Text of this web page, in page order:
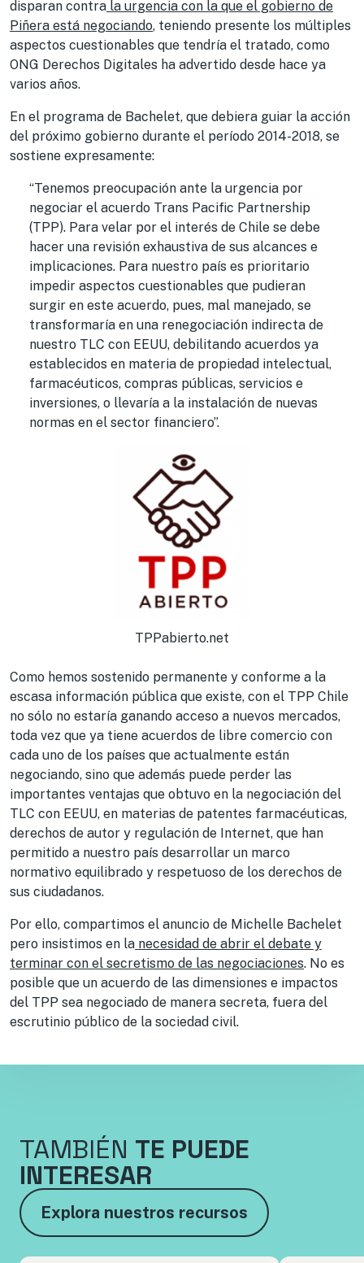
disparan contra la urgencia con la que el gobierno de
Piñera está negociando, teniendo presente los múltiples
aspectos cuestionables que tendría el tratado, como
ONG Derechos Digitales ha advertido desde hace ya
varios años.
En el programa de Bachelet, que debiera guiar la acción
del próximo gobierno durante el período 2014-2018, se
sostiene expresamente:
“Tenemos preocupación ante la urgencia por
negociar el acuerdo Trans Pacific Partnership
(TPP). Para velar por el interés de Chile se debe
hacer una revisión exhaustiva de sus alcances e
implicaciones. Para nuestro país es prioritario
impedir aspectos cuestionables que pudieran
surgir en este acuerdo, pues, mal manejado, se
transformaría en una renegociación indirecta de
nuestro TLC con EEUU, debilitando acuerdos ya
establecidos en materia de propiedad intelectual,
farmacéuticos, compras públicas, servicios e
inversiones, o llevaría a la instalación de nuevas
normas en el sector financiero”.
TPPabierto.net
Como hemos sostenido permanente y conforme a la
escasa información pública que existe, con el TPP Chile
no sólo no estaría ganando acceso a nuevos mercados,
toda vez que ya tiene acuerdos de libre comercio con
cada uno de los países que actualmente están
negociando, sino que además puede perder las
importantes ventajas que obtuvo en la negociación del
TLC con EEUU, en materias de patentes farmacéuticas,
derechos de autor y regulación de Internet, que han
permitido a nuestro país desarrollar un marco
normativo equilibrado y respetuoso de los derechos de
sus ciudadanos.
Por ello, compartimos el anuncio de Michelle Bachelet
pero insistimos en la necesidad de abrir el debate y
terminar con el secretismo de las negociaciones. No es
posible que un acuerdo de las dimensiones e impactos
del TPP sea negociado de manera secreta, fuera del
escrutinio público de la sociedad civil.
TAMBIÉN TE PUEDE
INTERESAR
Explora nuestros recursos